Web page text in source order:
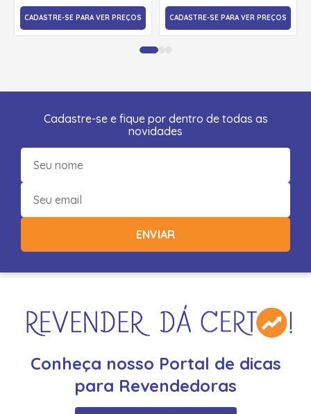
CADASTRE-SE PARA VER PREÇOS CADASTRE-SE PARA VER PREÇOS
Cadastre-se e fique por dentro de todas as
novidades
ENVIAR
Conheça nosso Portal de dicas
para Revendedoras